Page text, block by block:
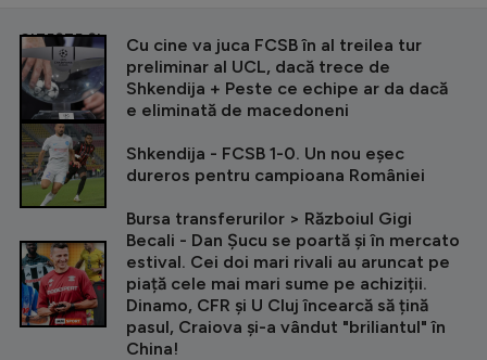
CITEȘTE ȘI
Cu cine va juca FCSB în al treilea tur
preliminar al UCL, dacă trece de
Shkendija + Peste ce echipe ar da dacă
e eliminată de macedoneni
Shkendija - FCSB 1-0. Un nou eșec
dureros pentru campioana României
Bursa transferurilor > Războiul Gigi
Becali - Dan Șucu se poartă și în mercato
estival. Cei doi mari rivali au aruncat pe
piață cele mai mari sume pe achiziții.
Dinamo, CFR și U Cluj încearcă să țină
pasul, Craiova și-a vândut "briliantul" în
China!